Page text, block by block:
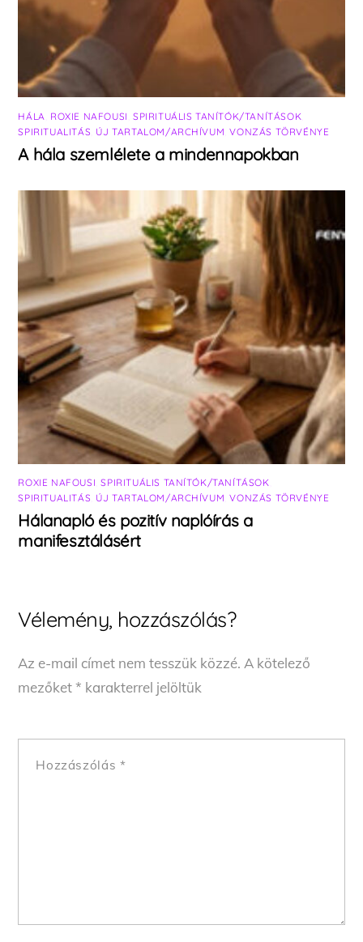
HÁLA ROXIE NAFOUSI SPIRITUÁLIS TANÍTÓK/TANÍTÁSOK
SPIRITUALITÁS ÚJ TARTALOM/ARCHÍVUM ,VONZÁS TÖRVÉNYE
A hála szemlélete a mindennapokban
ROXIE NAFOUSI ,SPIRITUÁLIS TANÍTÓK/TANÍTÁSOK
SPIRITUALITÁS ÚJ TARTALOM/ARCHÍVUM ,VONZÁS TÖRVÉNYE
Hálanapló és pozitív naplóírás a
manifesztálásért
Vélemény, hozzászólás?
Az e-mail címet nem tesszük közzé. A kötelező
mezőket* karakterrel jelöltük
Hozzászólás *